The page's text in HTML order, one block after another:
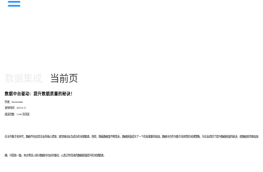
当前页
数据中台驱动：提升数据质量的秘诀！
作者：finedatalink
发布时间：2023.8.15
阅读次数：1,244 次浏览
在当今数字化时代，数据不仅仅是企业的核心资源，更是推动业务成功的关键要素。然而，随着数据量不断增长，数据质量成为了一个愈发重要的挑战。数据中台作为数字化转型的关键策略，为企业提供了提升数据质量的秘诀，使数据变得更加准
确、可靠和一致。本文将深入探讨数据中台如何驱动，以及它所带来的数据质量提升的关键要素。